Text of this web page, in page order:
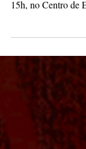
Foto: Divulgação
15h, no Centro de
encenação que
o protagonismo
cotidiana. A
colaborativo de
uma mulher que
enfrentar o